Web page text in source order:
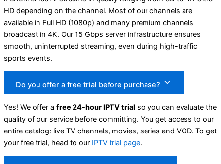
HD depending on the channel. Most of our channels are
available in Full HD (1080p) and many premium channels
broadcast in 4K. Our 15 Gbps server infrastructure ensures
smooth, uninterrupted streaming, even during high-traffic
sports events.
Do you offer a free trial before purchase?
Yes! We offer a free 24-hour IPTV trial so you can evaluate the
quality of our service before committing. You get access to our
entire catalog: live TV channels, movies, series and VOD. To get
your free trial, head to our IPTV trial page.